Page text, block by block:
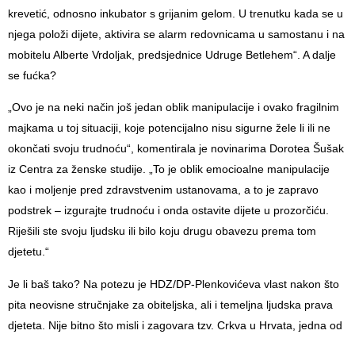
krevetić, odnosno inkubator s grijanim gelom. U trenutku kada se u
njega položi dijete, aktivira se alarm redovnicama u samostanu i na
mobitelu Alberte Vrdoljak, predsjednice Udruge Betlehem“. A dalje
se fućka?
„Ovo je na neki način još jedan oblik manipulacije i ovako fragilnim
majkama u toj situaciji, koje potencijalno nisu sigurne žele li ili ne
okončati svoju trudnoću“, komentirala je novinarima Dorotea Šušak
iz Centra za ženske studije. „To je oblik emocioalne manipulacije
kao i moljenje pred zdravstvenim ustanovama, a to je zapravo
podstrek – izgurajte trudnoću i onda ostavite dijete u prozorčiću.
Riješili ste svoju ljudsku ili bilo koju drugu obavezu prema tom
djetetu.“
Je li baš tako? Na potezu je HDZ/DP-Plenkovićeva vlast nakon što
pita neovisne stručnjake za obiteljska, ali i temeljna ljudska prava
djeteta. Nije bitno što misli i zagovara tzv. Crkva u Hrvata, jedna od